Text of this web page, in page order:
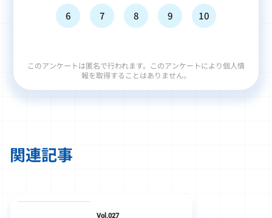
6 7 8 9 10
このアンケートは匿名で行われます。このアンケートにより個人情
報を取得することはありません。
関連記事
Vol.027